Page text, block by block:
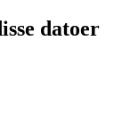
datoer